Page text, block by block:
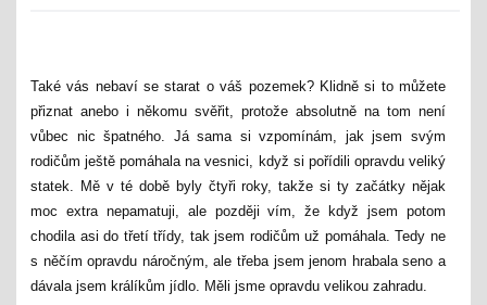
Také vás nebaví se starat o váš pozemek? Klidně si to můžete
přiznat anebo i někomu svěřit, protože absolutně na tom není
vůbec nic špatného. Já sama si vzpomínám, jak jsem svým
rodičům ještě pomáhala na vesnici, když si pořídili opravdu veliký
statek. Mě v té době byly čtyři roky, takže si ty začátky nějak
moc extra nepamatuji, ale později vím, že když jsem potom
chodila asi do třetí třídy, tak jsem rodičům už pomáhala. Tedy ne
s něčím opravdu náročným, ale třeba jsem jenom hrabala seno a
dávala jsem králíkům jídlo. Měli jsme opravdu velikou zahradu.